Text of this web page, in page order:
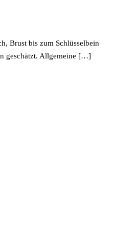
Brust bis zum Schlüsselbein
geschätzt. Allgemeine […]